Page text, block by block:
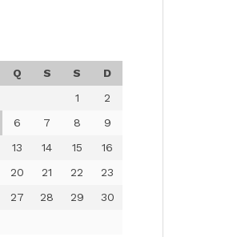
Q S S
D
1
2
6 7 8
9
13 14 15
16
20 21 22
23
27 28 29
30